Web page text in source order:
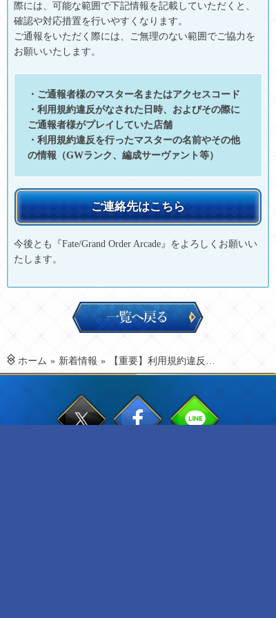
際には、可能な範囲で下記情報を記載していただくと、
確認や対応措置を行いやすくなります。
ご通報をいただく際には、ご無理のない範囲でご協力を
お願いいたします。
・ご通報者様のマスター名またはアクセスコード
・利用規約違反がなされた日時、およびその際に
ご通報者様がプレイしていた店舗
・利用規約違反を行ったマスターの名前やその他
の情報（GWランク、編成サーヴァント等）
ご連絡先はこちら
今後とも『Fate/Grand Order Arcade』をよろしくお願いい
たします。
一覧へ戻る
ホーム » 新着情報 » 【重要】利用規約違反行為に対する措置について